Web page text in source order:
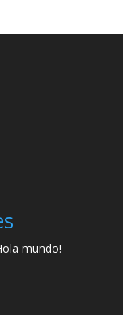
mundo!